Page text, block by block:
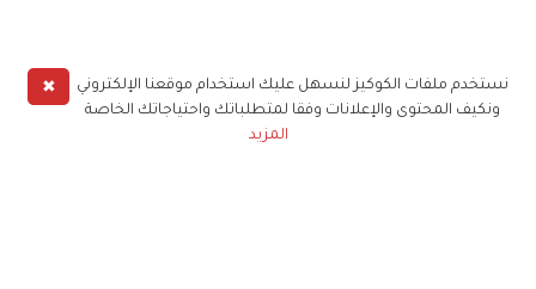
✖
نستخدم ملفات الكوكيز لنسهل عليك استخدام موقعنا الإلكتروني
ونكيف المحتوى والإعلانات وفقا لمتطلباتك واحتياجاتك الخاصة
المزيد